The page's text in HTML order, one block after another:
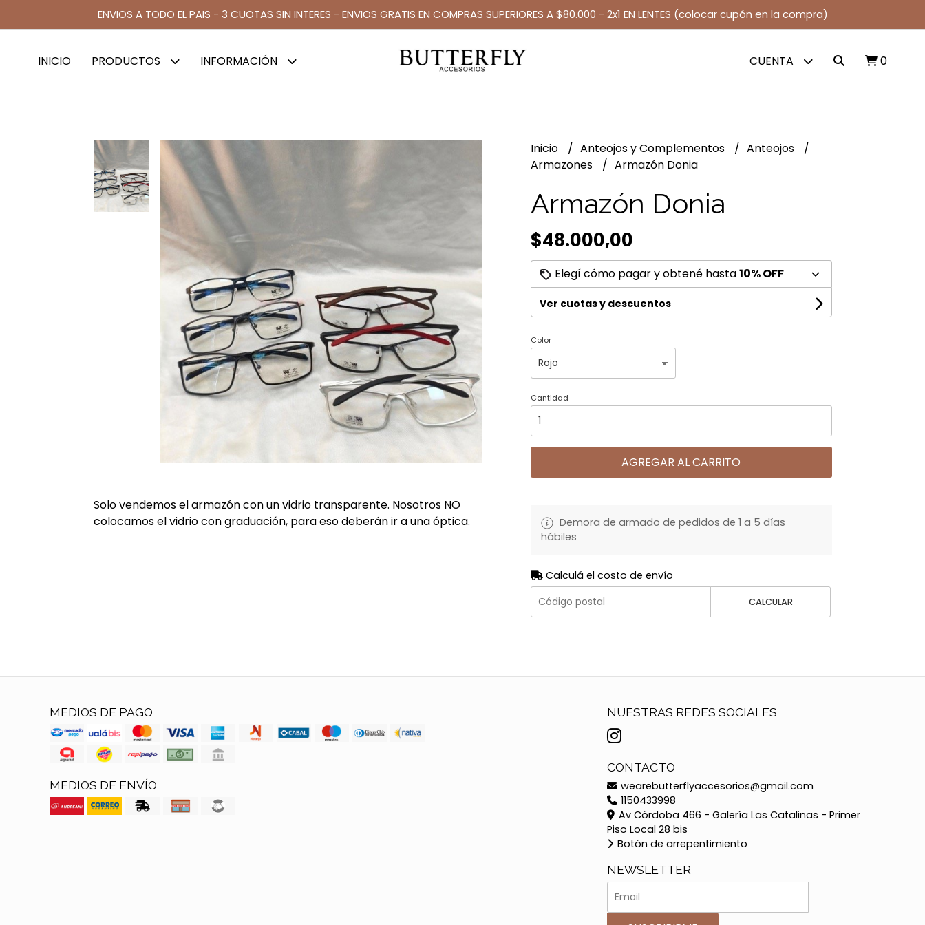
ENVIOS A TODO EL PAIS - 3 CUOTAS SIN INTERES - ENVIOS GRATIS EN COMPRAS SUPERIORES A $80.000 - 2x1 EN LENTES (colocar cupón en la compra)
INICIO PRODUCTOS INFORMACIÓN CUENTA 0
Solo vendemos el armazón con un vidrio transparente. Nosotros NO
colocamos el vidrio con graduación, para eso deberán ir a una óptica.
Inicio Anteojos y Complementos
Anteojos
Armazones
Armazón Donia
Armazón Donia
$48.000,00
Elegí cómo pagar y obtené hasta10% OFF
Ver cuotas y descuentos
Color
Cantidad
AGREGAR AL CARRITO
Demora de armado de pedidos de 1 a 5 días
hábiles
Calculá el costo de envío
CALCULAR
MEDIOS DE PAGO
MEDIOS DE ENVÍO
NUESTRAS REDES SOCIALES
CONTACTO
wearebutterflyaccesorios@gmail.com
1150433998
Av Córdoba 466 - Galería Las Catalinas - Primer
Piso Local 28 bis
Botón de arrepentimiento
NEWSLETTER